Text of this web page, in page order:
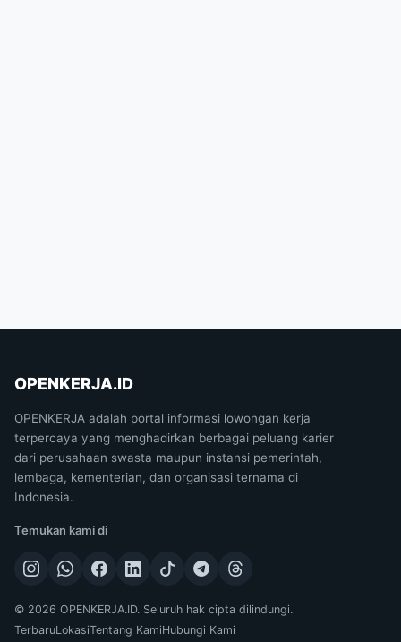
OPENKERJA.ID
OPENKERJA adalah portal informasi lowongan kerja
terpercaya yang menghadirkan berbagai peluang karier
dari perusahaan swasta maupun instansi pemerintah,
lembaga, kementerian, dan organisasi ternama di
Indonesia.
Temukan kami di
© 2026 OPENKERJA.ID. Seluruh hak cipta dilindungi.
TerbaruLokasiTentang KamiHubungi Kami